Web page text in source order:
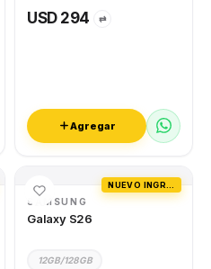
USD 294 ⇄
Agregar
SAMSUNG
Galaxy S26
12GB/128GB